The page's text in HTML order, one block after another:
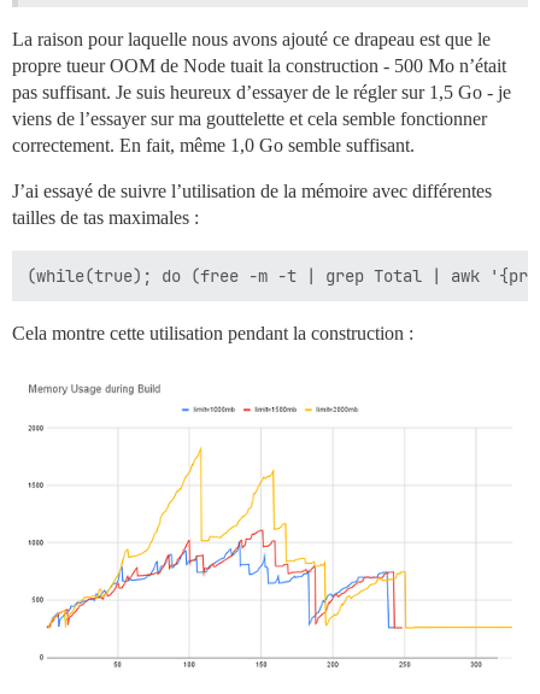
La raison pour laquelle nous avons ajouté ce drapeau est que le
propre tueur OOM de Node tuait la construction - 500 Mo n’était
pas suffisant. Je suis heureux d’essayer de le régler sur 1,5 Go - je
viens de l’essayer sur ma gouttelette et cela semble fonctionner
correctement. En fait, même 1,0 Go semble suffisant.
J’ai essayé de suivre l’utilisation de la mémoire avec différentes
tailles de tas maximales :
Cela montre cette utilisation pendant la construction :